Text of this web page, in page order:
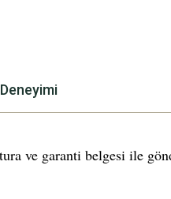
ve garanti belgesi ile